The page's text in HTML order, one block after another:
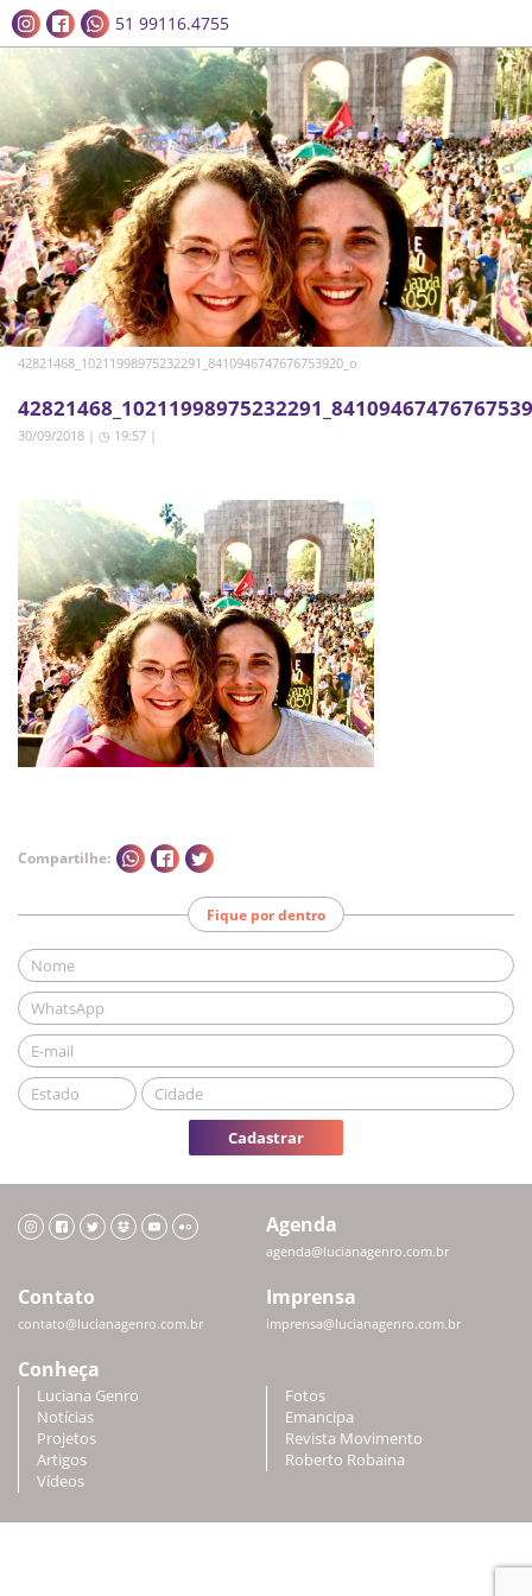
51 99116.4755
42821468_10211998975232291_8410946747676753920_o
30/09/2018 | ◷ 19:57 |
Compartilhe:
Fique por dentro
Cadastrar
Agenda
agenda@lucianagenro.com.br
Contato
contato@lucianagenro.com.br
Imprensa
imprensa@lucianagenro.com.br
Conheça
Luciana Genro
Notícias
Projetos
Artigos
Vídeos
Fotos
Emancipa
Revista Movimento
Roberto Robaina